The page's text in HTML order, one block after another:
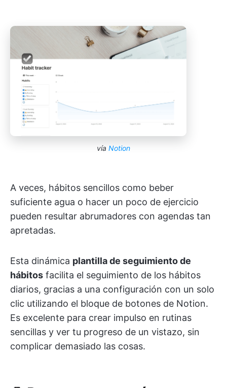
vía Notion
A veces, hábitos sencillos como beber
suficiente agua o hacer un poco de ejercicio
pueden resultar abrumadores con agendas tan
apretadas.
Esta dinámica plantilla de seguimiento de
hábitos facilita el seguimiento de los hábitos
diarios, gracias a una configuración con un solo
clic utilizando el bloque de botones de Notion.
Es excelente para crear impulso en rutinas
sencillas y ver tu progreso de un vistazo, sin
complicar demasiado las cosas.